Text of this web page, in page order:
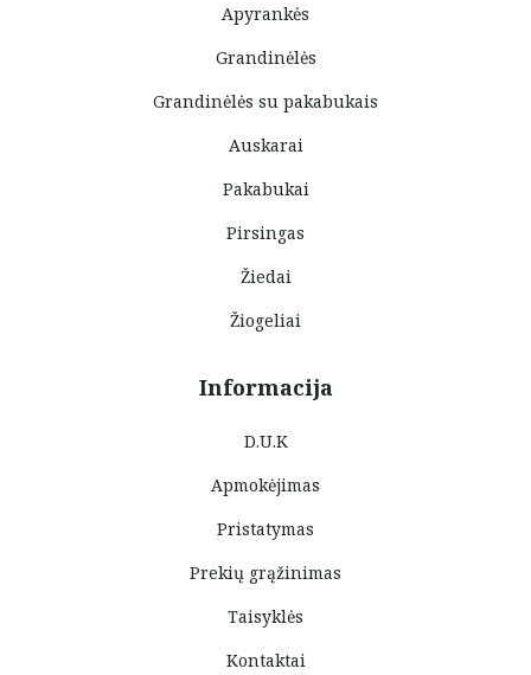
Apyrankės
Grandinėlės
Grandinėlės su pakabukais
Auskarai
Pakabukai
Pirsingas
Žiedai
Žiogeliai
Informacija
D.U.K
Apmokėjimas
Pristatymas
Prekių grąžinimas
Taisyklės
Kontaktai